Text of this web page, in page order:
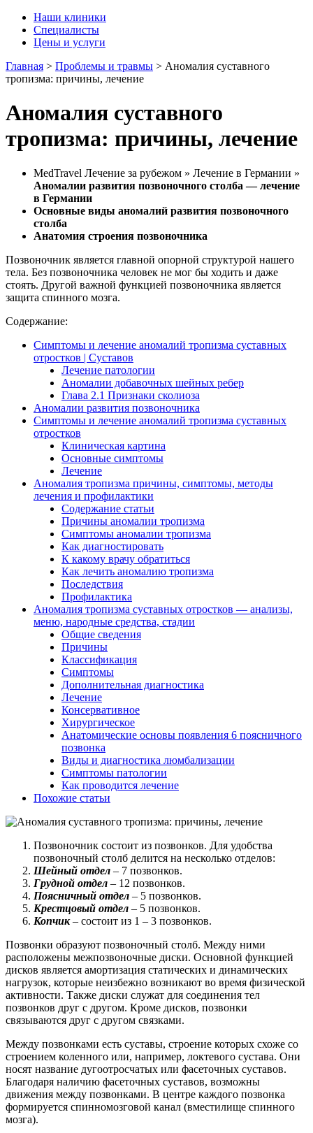
Наши клиники
Специалисты
Цены и услуги
Главная > Проблемы и травмы > Аномалия суставного
тропизма: причины, лечение
Аномалия суставного
тропизма: причины, лечение
MedTravel Лечение за рубежом » Лечение в Германии »
Аномалии развития позвоночного столба — лечение
в Германии
Основные виды аномалий развития позвоночного
столба
Анатомия строения позвоночника
Позвоночник является главной опорной структурой нашего
тела. Без позвоночника человек не мог бы ходить и даже
стоять. Другой важной функцией позвоночника является
защита спинного мозга.
Содержание:
Симптомы и лечение аномалий тропизма суставных
отростков | Суставов
Лечение патологии
Аномалии добавочных шейных ребер
Глава 2.1 Признаки сколиоза
Аномалии развития позвоночника
Симптомы и лечение аномалий тропизма суставных
отростков
Клиническая картина
Основные симптомы
Лечение
Аномалия тропизма причины, симптомы, методы
лечения и профилактики
Содержание статьи
Причины аномалии тропизма
Симптомы аномалии тропизма
Как диагностировать
К какому врачу обратиться
Как лечить аномалию тропизма
Последствия
Профилактика
Аномалия тропизма суставных отростков — анализы,
меню, народные средства, стадии
Общие сведения
Причины
Классификация
Симптомы
Дополнительная диагностика
Лечение
Консервативное
Хирургическое
Анатомические основы появления 6 поясничного
позвонка
Виды и диагностика люмбализации
Симптомы патологии
Как проводится лечение
Похожие статьи
Позвоночник состоит из позвонков. Для удобства
позвоночный столб делится на несколько отделов:
Шейный отдел – 7 позвонков.
Грудной отдел – 12 позвонков.
Поясничный отдел – 5 позвонков.
Крестцовый отдел – 5 позвонков.
Копчик– состоит из 1 – 3 позвонков.
Позвонки образуют позвоночный столб. Между ними
расположены межпозвоночные диски. Основной функцией
дисков является амортизация статических и динамических
нагрузок, которые неизбежно возникают во время физической
активности. Также диски служат для соединения тел
позвонков друг с другом. Кроме дисков, позвонки
связываются друг с другом связками.
Между позвонками есть суставы, строение которых схоже со
строением коленного или, например, локтевого сустава. Они
носят название дугоотросчатых или фасеточных суставов.
Благодаря наличию фасеточных суставов, возможны
движения между позвонками. В центре каждого позвонка
формируется спинномозговой канал (вместилище спинного
мозга).